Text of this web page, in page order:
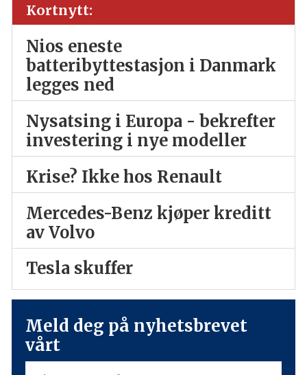
Kortnytt:
Nios eneste
batteribyttestasjon i Danmark
legges ned
Nysatsing i Europa - bekrefter
investering i nye modeller
Krise? Ikke hos Renault
Mercedes-Benz kjøper kreditt
av Volvo
Tesla skuffer
Meld deg på nyhetsbrevet
vårt